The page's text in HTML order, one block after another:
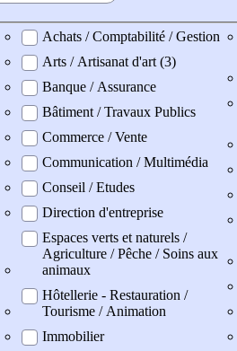
professionel
Achats / Comptabilité / Gestion
Arts / Artisanat d'art (3)
Banque / Assurance
Bâtiment / Travaux Publics
Commerce / Vente
Communication / Multimédia
Conseil / Etudes
Direction d'entreprise
Espaces verts et naturels /
Agriculture / Pêche / Soins aux
animaux
Hôtellerie - Restauration /
Tourisme / Animation
Immobilier